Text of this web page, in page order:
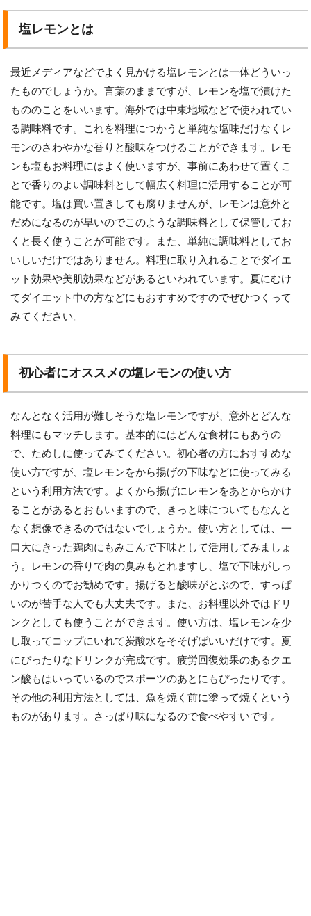
塩レモンとは
最近メディアなどでよく見かける塩レモンとは一体どういっ
たものでしょうか。言葉のままですが、レモンを塩で漬けた
もののことをいいます。海外では中東地域などで使われてい
る調味料です。これを料理につかうと単純な塩味だけなくレ
モンのさわやかな香りと酸味をつけることができます。レモ
ンも塩もお料理にはよく使いますが、事前にあわせて置くこ
とで香りのよい調味料として幅広く料理に活用することが可
能です。塩は買い置きしても腐りませんが、レモンは意外と
だめになるのが早いのでこのような調味料として保管してお
くと長く使うことが可能です。また、単純に調味料としてお
いしいだけではありません。料理に取り入れることでダイエ
ット効果や美肌効果などがあるといわれています。夏にむけ
てダイエット中の方などにもおすすめですのでぜひつくって
みてください。
初心者にオススメの塩レモンの使い方
なんとなく活用が難しそうな塩レモンですが、意外とどんな
料理にもマッチします。基本的にはどんな食材にもあうの
で、ためしに使ってみてください。初心者の方におすすめな
使い方ですが、塩レモンをから揚げの下味などに使ってみる
という利用方法です。よくから揚げにレモンをあとからかけ
ることがあるとおもいますので、きっと味についてもなんと
なく想像できるのではないでしょうか。使い方としては、一
口大にきった鶏肉にもみこんで下味として活用してみましょ
う。レモンの香りで肉の臭みもとれますし、塩で下味がしっ
かりつくのでお勧めです。揚げると酸味がとぶので、すっぱ
いのが苦手な人でも大丈夫です。また、お料理以外ではドリ
ンクとしても使うことができます。使い方は、塩レモンを少
し取ってコップにいれて炭酸水をそそげばいいだけです。夏
にぴったりなドリンクが完成です。疲労回復効果のあるクエ
ン酸もはいっているのでスポーツのあとにもぴったりです。
その他の利用方法としては、魚を焼く前に塗って焼くという
ものがあります。さっぱり味になるので食べやすいです。